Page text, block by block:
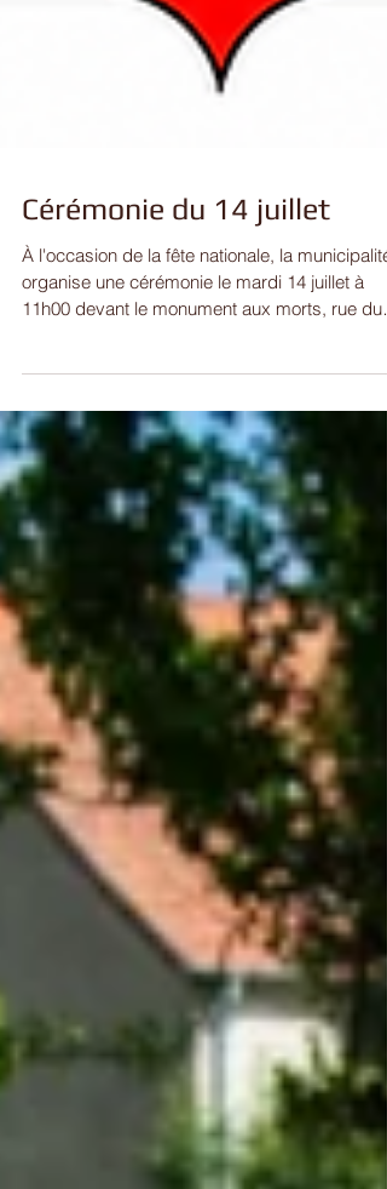
Cérémonie du 14 juillet
11h00 devant le monument aux morts, rue du
Général ÉBLÉ, où une gerbe sera déposée au
pied de l’édifice, par le Maire, les Adjoints et
délégation du Conseil Municipal des Enfants.
Les élèves qui ont été acceptés en 6ème se
verront remettre une calculatrice par les
membres du Conseil Municipal. Une collation
sera proposée à l’issue de la cérémonie. Tous
les habitants de la commu